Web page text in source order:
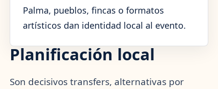
Palma, pueblos, fincas o formatos
artísticos dan identidad local al evento.
Planificación local
Son decisivos transfers, alternativas por